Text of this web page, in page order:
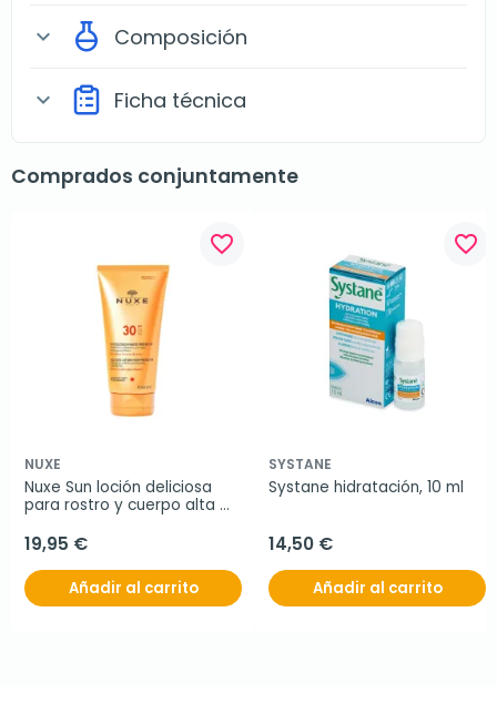
expand_more Composición
expand_more Ficha técnica
Comprados conjuntamente
favorite_border
NUXE
Nuxe Sun loción deliciosa
para rostro y cuerpo alta
19,95 €
Añadir al carrito
favorite_border
SYSTANE
Systane hidratación, 10 ml
14,50 €
Añadir al carrito